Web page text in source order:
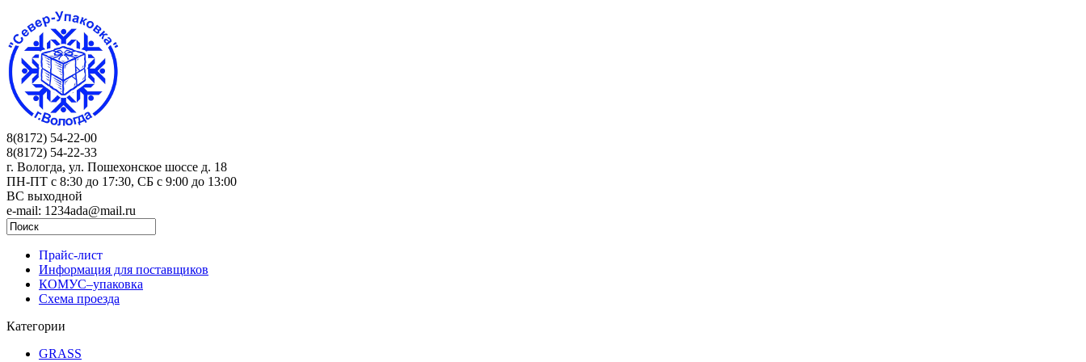
8(8172) 54-22-00
8(8172) 54-22-33
г. Вологда, ул. Пошехонское шоссе д. 18
ПН-ПТ c 8:30 до 17:30, СБ с 9:00 до 13:00
ВС выходной
e-mail: 1234ada@mail.ru
Прайс-лист
Информация для поставщиков
КОМУС–упаковка
Схема проезда
Категории
GRASS